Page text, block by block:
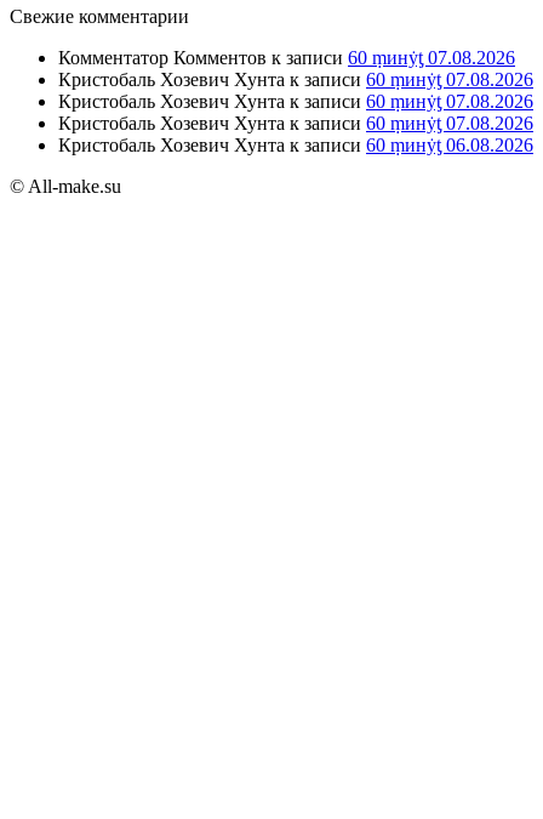
Свежие комментарии
Комментатор Комментов к записи 60 ṃинẏƫ 07.08.2026
Кристобаль Хозевич Хунта к записи 60 ṃинẏƫ 07.08.2026
Кристобаль Хозевич Хунта к записи 60 ṃинẏƫ 07.08.2026
Кристобаль Хозевич Хунта к записи 60 ṃинẏƫ 07.08.2026
Кристобаль Хозевич Хунта к записи 60 ṃинẏƫ 06.08.2026
© All-make.su